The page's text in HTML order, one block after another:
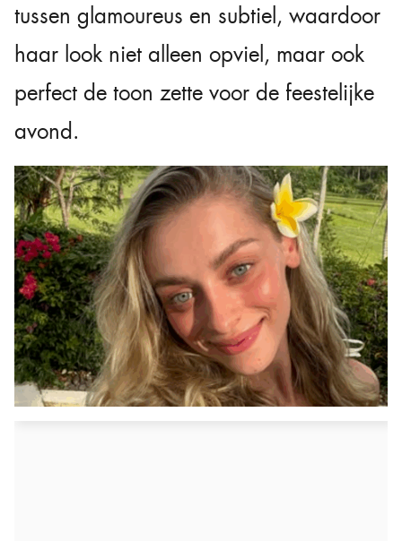
tussen glamoureus en subtiel, waardoor
haar look niet alleen opviel, maar ook
perfect de toon zette voor de feestelijke
avond.